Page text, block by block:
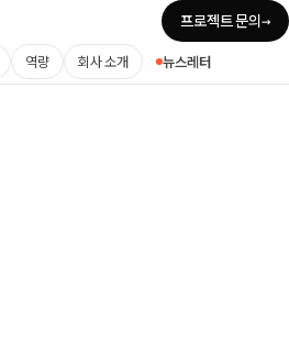
역량 회사 소개 뉴스레터
프로젝트 문의→